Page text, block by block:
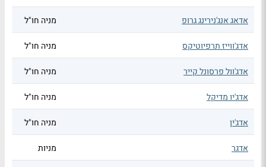
אדאג אנג'נירינג גרופ מניה חו"ל
אדג'ווייז תרפיוטיקס מניה חו"ל
אדג'וול פרסונל קייר מניה חו"ל
אדג'יו מדיקל מניה חו"ל
אדג'ין מניה חו"ל
אדגר מניות